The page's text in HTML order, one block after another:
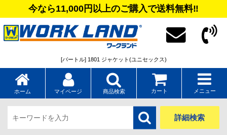
今なら11,000円以上のご購入で送料無料‼
[バートル] 1801 ジャケット(ユニセックス)
ホーム マイページ 商品検索 カート メニュー
詳細検索